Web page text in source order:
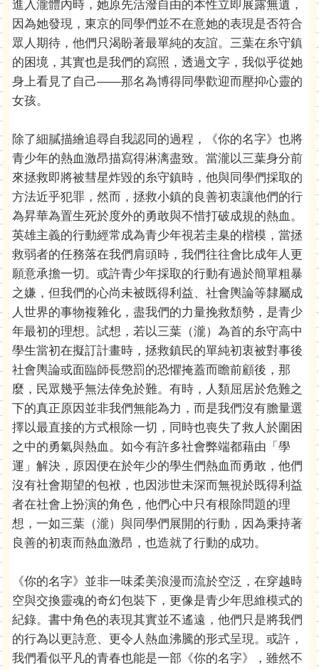
進入瀧體內時，她原先活潑自由的本性立即展露無遺，
因為她發現，東京的同學們並不在意她的表現是否符合
眾人期待，他們只渴盼著最單純的友誼。三葉在糸守鎮
的困境，其實也是我們的寫照，透過文字，我似乎從她
身上看見了自己――那名為博得同學歡迎而壓抑心靈的
女孩。
除了細膩描繪追尋自我認同的過程，《你的名字》也將
青少年的熱血激昂描寫得淋漓盡致。當瀧以三葉身分前
來拯救即將被彗星炸毀的糸守鎮時，他與同學們採取的
方法近乎犯罪，然而，拯救小鎮的良善初衷讓他們的行
為昇華為置生死於度外的勇敢與不惜打破成規的熱血。
英雄主義的行動經常成為青少年視若圭臬的楷模，當拯
救弱者的任務落在我們肩頭時，我們往往會比成年人更
願意承擔一切。或許青少年採取的行動有過於簡單粗暴
之嫌，但我們的心尚未被既得利益、社會輿論等隸屬成
人世界的事物複雜化，盡我們的力量挽救頹勢，是青少
年最初的理想。試想，若以三葉（瀧）為首的糸守高中
學生當初在擬訂計畫時，拯救鎮民的單純初衷被對事後
社會輿論或面臨師長懲罰的恐懼掩蓋而瞻前顧後，那
麼，民眾幾乎無法倖免於難。有時，人類屈居於危難之
下的真正原因並非我們無能為力，而是我們沒有膽量選
擇以最直接的方式根除一切，同時也喪失了救人於圍困
之中的勇氣與熱血。如今有許多社會弊端都藉由「學
運」解決，原因便在於年少的學生們熱血而勇敢，他們
沒有社會期望的包袱，也因涉世未深而無視於既得利益
者在社會上扮演的角色，他們心中只有根除問題的理
想，一如三葉（瀧）與同學們展開的行動，因為秉持著
良善的初衷而熱血激昂，也造就了行動的成功。
《你的名字》並非一味柔美浪漫而流於空泛，在穿越時
空與交換靈魂的奇幻包裝下，更像是青少年思維模式的
紀錄。書中角色的表現其實並不遙遠，他們只是將我們
的行為以更詩意、更令人熱血沸騰的形式呈現。或許，
我們看似平凡的青春也能是一部《你的名字》，雖然不